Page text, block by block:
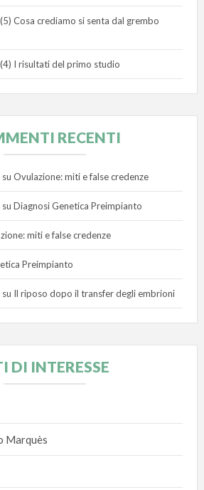
Cosa crediamo si senta dal grembo
I risultati del primo studio
RECENTI
su Ovulazione: miti e false credenze
su Diagnosi Genetica Preimpianto
miti e false credenze
Preimpianto
su Il riposo dopo il transfer degli embrioni
DI INTERESSE
Marquès